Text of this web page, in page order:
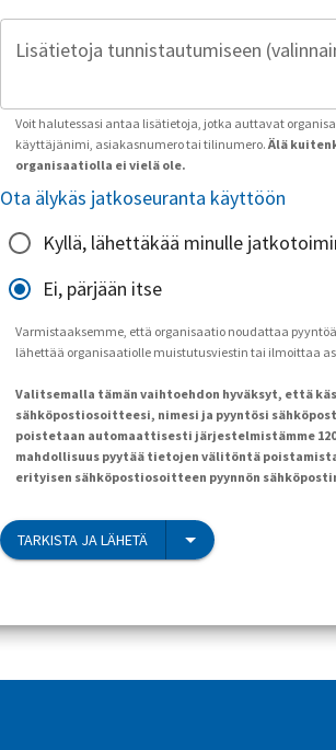
Lisätietoja tunnistautumiseen
Voit halutessasi antaa lisätietoja, jotka auttavat
käyttäjänimi, asiakasnumero tai tilinumero. Älä
organisaatiolla ei vielä ole.
Ota älykäs jatkoseuranta käyttöön
Kyllä, lähettäkää minulle
Ei, pärjään itse
Varmistaaksemme, että organisaatio noudattaa
lähettää organisaatiolle muistutusviestin tai ilmoittaa
Valitsemalla tämän vaihtoehdon hyväksyt, että
sähköpostiosoitteesi, nimesi ja pyyntösi
poistetaan automaattisesti järjestelmistämme
mahdollisuus pyytää tietojen välitöntä
erityisen sähköpostiosoitteen pyynnön
TARKISTA JA LÄHETÄ